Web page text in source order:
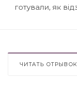
готували, як
ЧИТАТЬ ОТРЫВОК